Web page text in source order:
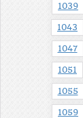
1039
1043
1047
1051
1055
1059